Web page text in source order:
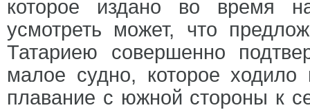
которое издано во время
усмотреть может, что
Татариею совершенно
малое судно, которое
плавание с южной стороны к